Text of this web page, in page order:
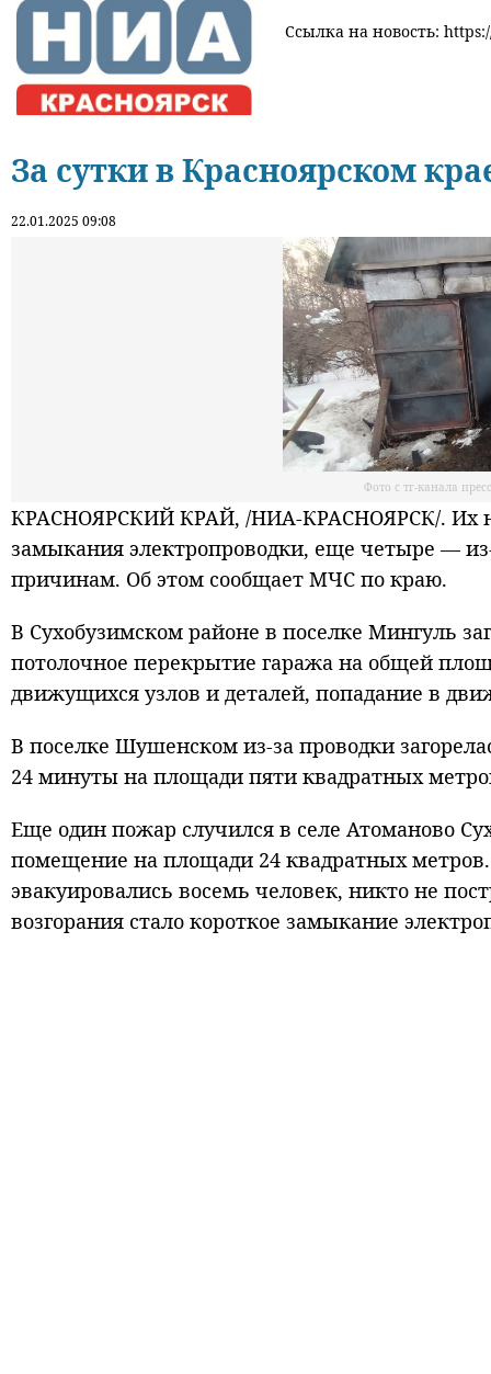
Ссылка на новость:
За сутки в Красноярском
22.01.2025 09:08
Фото с тг-канала
КРАСНОЯРСКИЙ КРАЙ, /НИА-КРАСНОЯРСК/. Их
замыкания электропроводки, еще четыре —
причинам. Об этом сообщает МЧС по краю.
В Сухобузимском районе в поселке Мингуль
потолочное перекрытие гаража на общей
движущихся узлов и деталей, попадание в
В поселке Шушенском из-за проводки
24 минуты на площади пяти квадратных
Еще один пожар случился в селе Атоманово
помещение на площади 24 квадратных
эвакуировались восемь человек, никто не
возгорания стало короткое замыкание